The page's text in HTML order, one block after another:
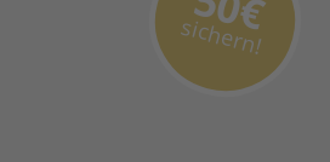
sichern!